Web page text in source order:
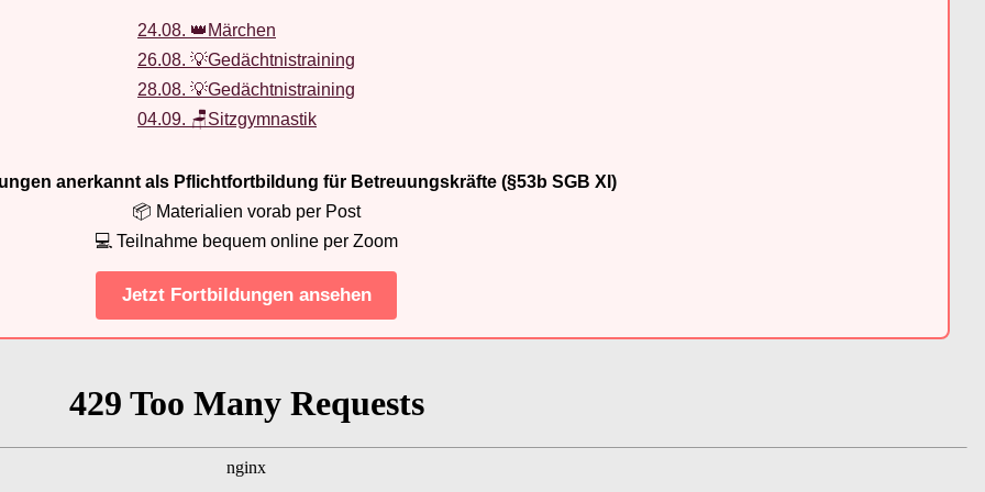
24.08. 👑Märchen
26.08. 💡Gedächtnistraining
28.08. 💡Gedächtnistraining
04.09. 🪑Sitzgymnastik
anerkannt als Pflichtfortbildung für Betreuungskräfte (§53b SGB XI)
📦 Materialien vorab per Post
💻 Teilnahme bequem online per Zoom
Jetzt Fortbildungen ansehen